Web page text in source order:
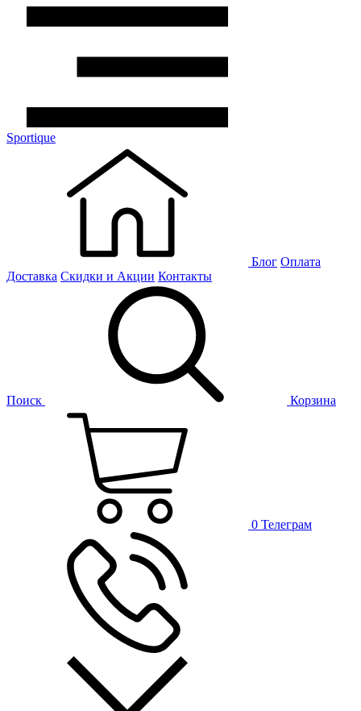
Sportique
Блог Оплата
Доставка Скидки и Акции Контакты
Поиск Корзина
0 Телеграм